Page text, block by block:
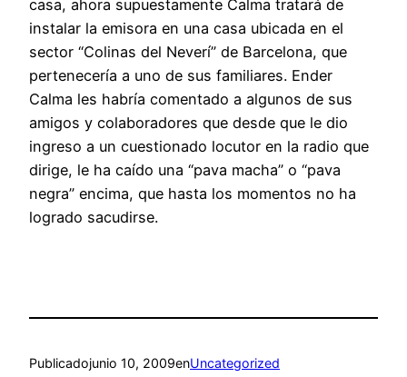
casa, ahora supuestamente Calma tratará de
instalar la emisora en una casa ubicada en el
sector “Colinas del Neverí” de Barcelona, que
pertenecería a uno de sus familiares. Ender
Calma les habría comentado a algunos de sus
amigos y colaboradores que desde que le dio
ingreso a un cuestionado locutor en la radio que
dirige, le ha caído una “pava macha” o “pava
negra” encima, que hasta los momentos no ha
logrado sacudirse.
Publicadojunio 10, 2009enUncategorized